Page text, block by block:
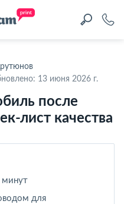
13 июня 2026 г.
после
лист качества
минут
для